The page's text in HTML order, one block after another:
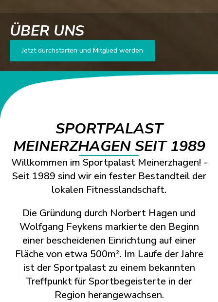
ÜBER UNS
Jetzt durchstarten und Mitglied werden
SPORTPALAST
MEINERZHAGEN SEIT 1989
Willkommen im Sportpalast Meinerzhagen! -
Seit 1989 sind wir ein fester Bestandteil der
lokalen Fitnesslandschaft.
Die Gründung durch Norbert Hagen und
Wolfgang Feykens markierte den Beginn
einer bescheidenen Einrichtung auf einer
Fläche von etwa 500m². Im Laufe der Jahre
ist der Sportpalast zu einem bekannten
Treffpunkt für Sportbegeisterte in der
Region herangewachsen.